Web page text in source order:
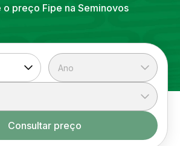
o preço Fipe na Seminovos
Consultar preço